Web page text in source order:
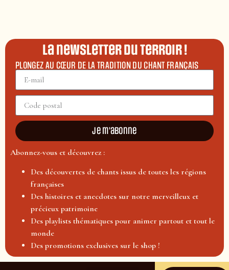
La newsletter du terroir !
PLONGEZ AU CŒUR DE LA TRADITION DU CHANT FRANÇAIS
Je m'abonne
Abonnez-vous et découvrez :
Des découvertes de chants issus de toutes les régions
françaises
Des histoires et anecdotes sur notre merveilleux et
précieux patrimoine
Des playlists thématiques pour animer partout et tout le
monde
Des promotions exclusives sur le shop !